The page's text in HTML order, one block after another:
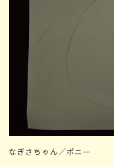
なぎさちゃん／ポニー